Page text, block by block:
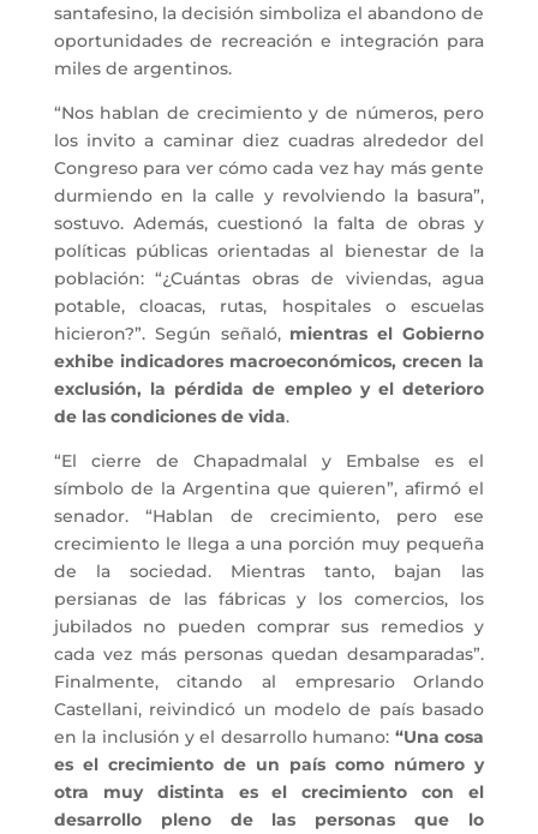
santafesino, la decisión simboliza el abandono de
oportunidades de recreación e integración para
miles de argentinos.
“Nos hablan de crecimiento y de números, pero
los invito a caminar diez cuadras alrededor del
Congreso para ver cómo cada vez hay más gente
durmiendo en la calle y revolviendo la basura”,
sostuvo. Además, cuestionó la falta de obras y
políticas públicas orientadas al bienestar de la
población: “¿Cuántas obras de viviendas, agua
potable, cloacas, rutas, hospitales o escuelas
hicieron?”. Según señaló, mientras el Gobierno
exhibe indicadores macroeconómicos, crecen la
exclusión, la pérdida de empleo y el deterioro
de las condiciones de vida.
“El cierre de Chapadmalal y Embalse es el
símbolo de la Argentina que quieren”, afirmó el
senador. “Hablan de crecimiento, pero ese
crecimiento le llega a una porción muy pequeña
de la sociedad. Mientras tanto, bajan las
persianas de las fábricas y los comercios, los
jubilados no pueden comprar sus remedios y
cada vez más personas quedan desamparadas”.
Finalmente, citando al empresario Orlando
Castellani, reivindicó un modelo de país basado
en la inclusión y el desarrollo humano: “Una cosa
es el crecimiento de un país como número y
otra muy distinta es el crecimiento con el
desarrollo pleno de las personas que lo